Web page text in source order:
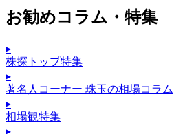
お勧めコラム・特集
▸
株探トップ特集
▸
著名人コーナー 珠玉の相場コラム
▸
相場観特集
▸